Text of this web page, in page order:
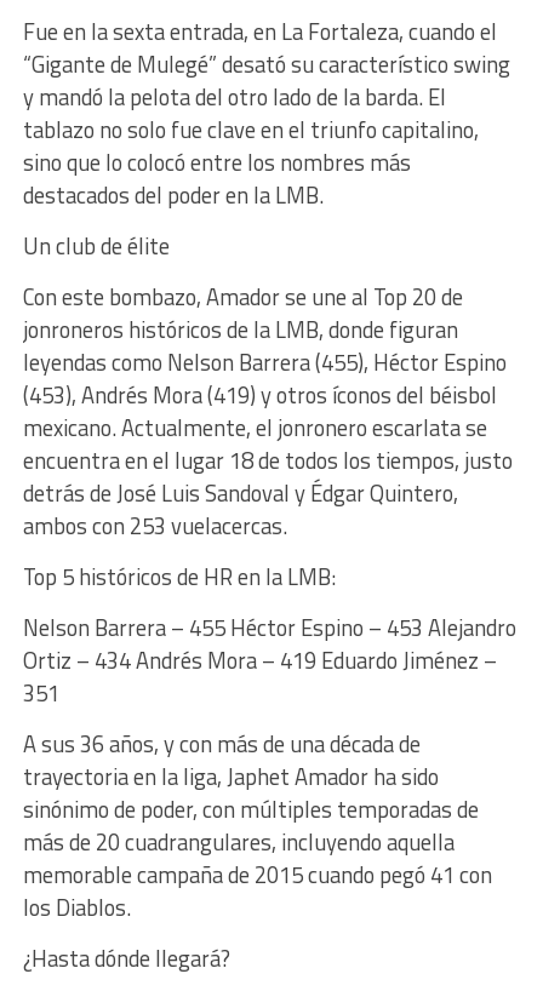
Fue en la sexta entrada, en La Fortaleza, cuando el
“Gigante de Mulegé” desató su característico swing
y mandó la pelota del otro lado de la barda. El
tablazo no solo fue clave en el triunfo capitalino,
sino que lo colocó entre los nombres más
destacados del poder en la LMB.
Un club de élite
Con este bombazo, Amador se une al Top 20 de
jonroneros históricos de la LMB, donde figuran
leyendas como Nelson Barrera (455), Héctor Espino
(453), Andrés Mora (419) y otros íconos del béisbol
mexicano. Actualmente, el jonronero escarlata se
encuentra en el lugar 18 de todos los tiempos, justo
detrás de José Luis Sandoval y Édgar Quintero,
ambos con 253 vuelacercas.
Top 5 históricos de HR en la LMB:
Nelson Barrera – 455 Héctor Espino – 453 Alejandro
Ortiz – 434 Andrés Mora – 419 Eduardo Jiménez –
351
A sus 36 años, y con más de una década de
trayectoria en la liga, Japhet Amador ha sido
sinónimo de poder, con múltiples temporadas de
más de 20 cuadrangulares, incluyendo aquella
memorable campaña de 2015 cuando pegó 41 con
los Diablos.
¿Hasta dónde llegará?